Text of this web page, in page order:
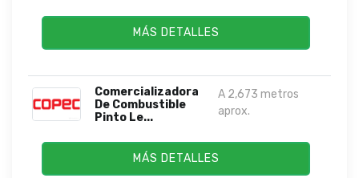
MÁS DETALLES
Comercializadora
De Combustible
Pinto Le...
A 2,673 metros
aprox.
MÁS DETALLES